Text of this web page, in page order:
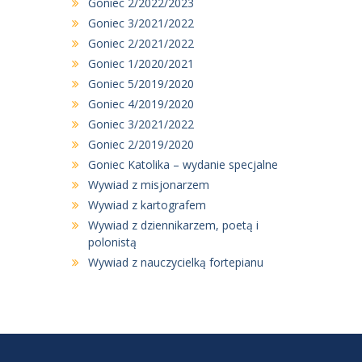
Goniec 3/2021/2022
Goniec 2/2021/2022
Goniec 1/2020/2021
Goniec 5/2019/2020
Goniec 4/2019/2020
Goniec 3/2021/2022
Goniec 2/2019/2020
Goniec Katolika – wydanie specjalne
Wywiad z misjonarzem
Wywiad z kartografem
Wywiad z dziennikarzem, poetą i
polonistą
Wywiad z nauczycielką fortepianu